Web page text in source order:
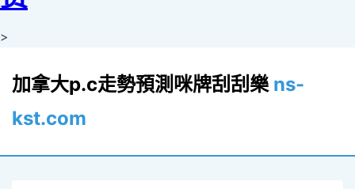
>
加拿大p.c走勢預測咪牌刮刮樂 ns-
kst.com